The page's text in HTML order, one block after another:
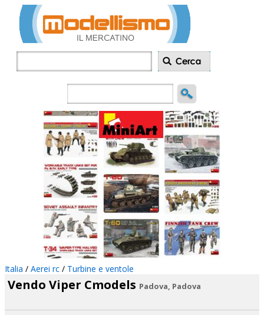
Italia / Aerei rc / Turbine e ventole
Vendo Viper Cmodels Padova, Padova